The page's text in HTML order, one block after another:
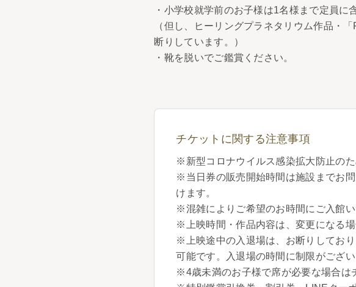
・小学校就学前のお子様は1名様まで定員に
（但し、ヒーリングプラネタリウム作品
断りしています。）
・靴を脱いでご鑑賞ください。
チケットに関する注意事項
※新型コロナウイルス感染拡大防止の
※当日券の販売開始時間は施設までお
けます。
※混雑によりご希望のお時間にご入館い
※上映時間・作品内容は、変更になる
※上映途中の入退場は、お断りしてお
可能です。入退場の時間に制限がござ
※4歳未満のお子様で席が必要な場合は